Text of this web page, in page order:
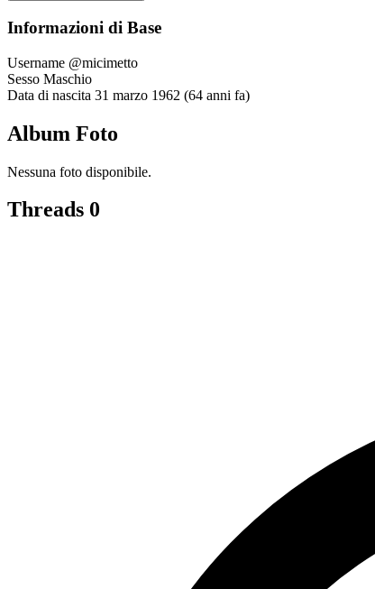
Informazioni di Base
Username @micimetto
Sesso Maschio
Data di nascita 31 marzo 1962 (64 anni fa)
Album Foto
Nessuna foto disponibile.
Threads 0